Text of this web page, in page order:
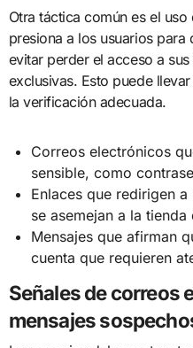
Otra táctica común es el
presiona a los usuarios para
evitar perder el acceso a
exclusivas. Esto puede
la verificación adecuada.
Correos electrónicos
sensible, como
Enlaces que redirigen
se asemejan a la
Mensajes que afirman
cuenta que requieren
Señales de correos
mensajes